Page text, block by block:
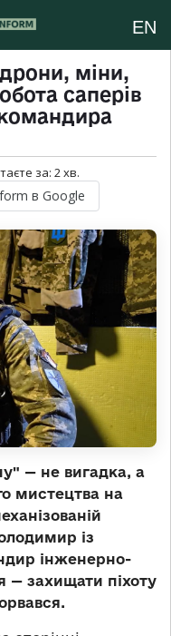
EN
міни,
саперів
за: 2хв.
в Google
— не вигадка, а
мистецтва на
із
інженерно-
— захищати піхоту